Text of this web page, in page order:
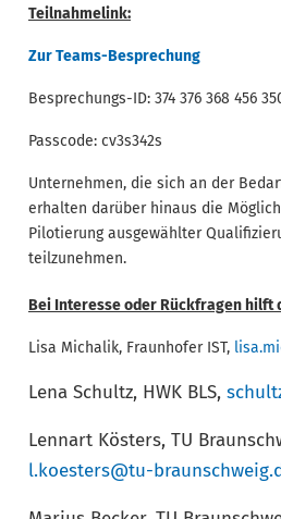
Teilnahmelink:
Zur Teams-Besprechung
Besprechungs-ID: 374 376 368 456
Passcode: cv3s342s
Unternehmen, die sich an der
erhalten darüber hinaus die
Pilotierung ausgewählter
teilzunehmen.
Bei Interesse oder Rückfragen hilft
Lisa Michalik, Fraunhofer IST,
Lena Schultz, HWK BLS,
Lennart Kösters, TU
l.koesters@tu-